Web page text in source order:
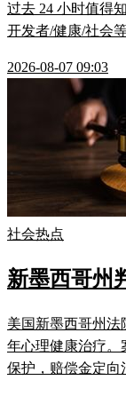
过去 24 小时值得
开发者/健康/社会
2026-08-07 09:03
社会热点
新墨西哥州
美国新墨西哥州法
年心理健康治疗。
保护，赔偿金定向